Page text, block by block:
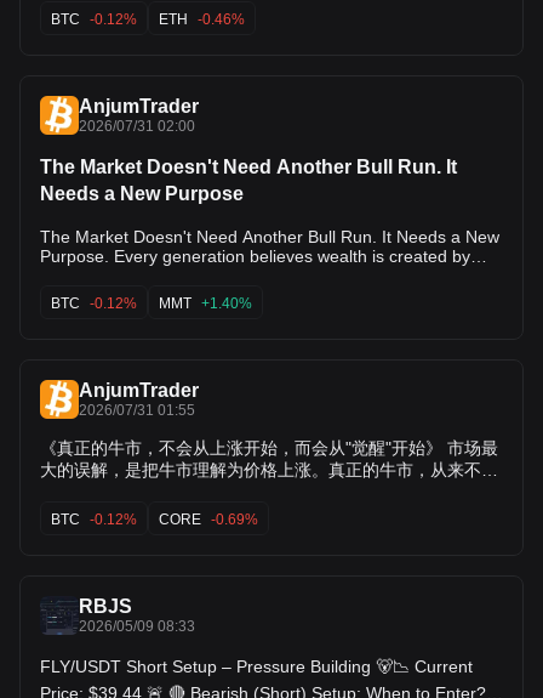
technology changes how value moves. Paper replaced gold.
Banks replaced vaults. Cards replaced cash. The Internet
becoming programmable. --- 🌍 The Global Macro
Crossroads | August 2026 Markets are entering one of the
most complex macro environments in years. Investors are
balancing: 📊 Federal Reserve policy 📊 FOMC guidance 📊
CPI & Core PCE inflation 📊 U.S. employment data 📊
Treasury yields 📊 Dollar strength (DXY) 📊 Global liquidity
📊 Corporate earnings 📊 ETF inflows 📊 Geopolitical risks
the price of capital changes every market. --- 💰 Capital Is
Markets react in milliseconds. Capital has become dynamic.
Instead of sitting inside one industry for years... It rotates
continuously toward productivity. That's why following
liquidity has become more important than following
headlines. --- 🤖 AI Isn't Replacing Humans. It's Replacing
Friction. Artificial Intelligence is eliminating delays across
across: • AI infrastructure • Robotics • Autonomous software
than any previous generation imagined. --- 🌐 Stablecoins
May Become Bigger Than Payments Most people still think
much faster. Stablecoins are becoming infrastructure for: ✔
International commerce ✔ Supply-chain finance ✔ Treasury
BTC -0.12% ETH -0.46%
AnjumTrader
2026/07/31 02:00
The Market Doesn't Need Another Bull Run. It
Needs a New Purpose
The Market Doesn't Need Another Bull Run. It Needs a New
Purpose. Every generation believes wealth is created by
when technology permanently changes how economies
function. Railroads did it. Electricity did it. The Internet did it.
It will be bigger because the world itself has changed.
Money is becoming digital. Identity is becoming
becoming autonomous. And finance is becoming
borderless. This isn't another cycle. It's a redesign of the
Outlook | May 20–24, 2034 Global investors continue
critical macro indicators including: 📈 Core CPI 📈 Core PCE
📈 Producer Price Index (PPI) 📈 Non-Farm Payrolls (NFP)
📈 GDP Growth 📈 Retail Sales 📈 ISM Manufacturing 📈
Services PMI 📈 U.S. Treasury Yields 📈 U.S. Dollar Index
BTC -0.12% MMT +1.40%
AnjumTrader
2026/07/31 01:55
《真正的牛市，不会从上涨开始，而会从"觉醒"开始》 市场最
大的误解，是把牛市理解为价格上涨。真正的牛市，从来不是
认知革命。今天，区块链、人工智能、稳定币、RWA、
前， 提前理解它。 --- 🌍 2035年1月12日—16日｜全球数字
资产、AI与宏观经济深度观察 全球市场继续等待美联储
全球机构持续关注： 📊 Core CPI（核心CPI） 📊 Core
BTC -0.12% CORE -0.69%
RBJS
2026/05/09 08:33
FLY/USDT Short Setup – Pressure Building 🐻📉 Current
Price: $39.44 🚨 🔴 Bearish (Short) Setup: When to Enter? If